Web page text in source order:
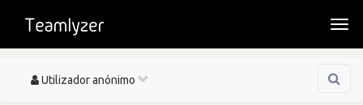
Toggle
Utilizador anónimo